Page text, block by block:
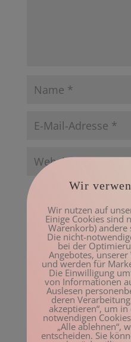
Neueste Beiträge
Sounding Board I Podcast
Wir
Wir nutzen auf
Einige Cookies sind
Warenkorb)
Die nicht-
bei der
Angebotes,
und werden für
Die Einwilligung
von Informationen
Auslesen
deren
akzeptieren“, um
notwendigen
„Alle ablehnen“,
entscheiden. Sie